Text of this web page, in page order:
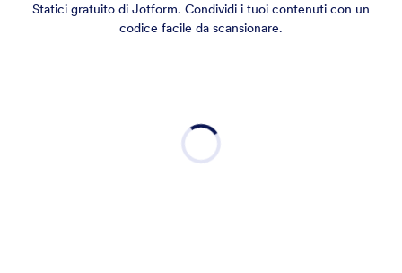
Statici gratuito di Jotform. Condividi i tuoi contenuti con un
codice facile da scansionare.